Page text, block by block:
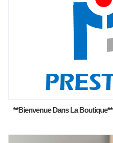
**Bienvenue Dans La Boutique**